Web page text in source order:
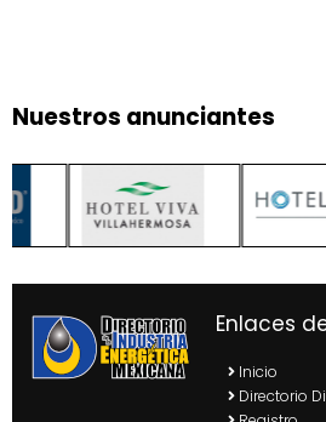
Nuestros anunciantes
Enlaces
Inicio
Directorio